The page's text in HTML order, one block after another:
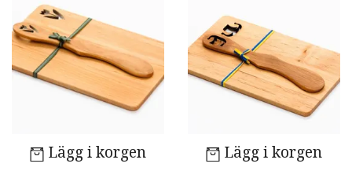
Lägg i korgen Lägg i korgen